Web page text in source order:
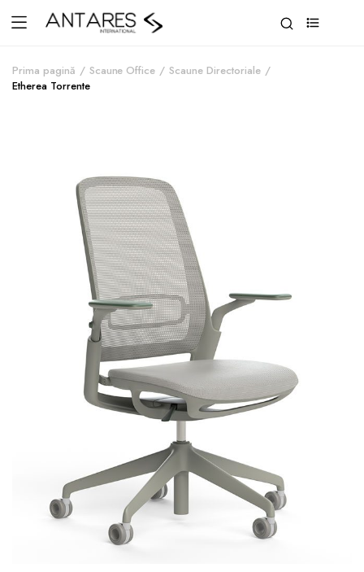
Prima pagină Scaune Office
Scaune Directoriale
Etherea Torrente